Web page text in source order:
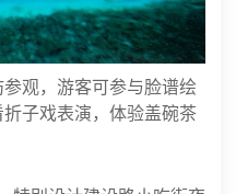
观，游客可参与脸谱绘
子戏表演，体验盖碗茶